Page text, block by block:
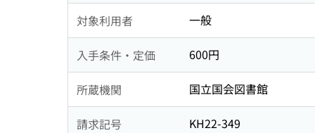
対象利用者 一般
入手条件・定価 600円
所蔵機関 国立国会図書館
請求記号
KH22-349